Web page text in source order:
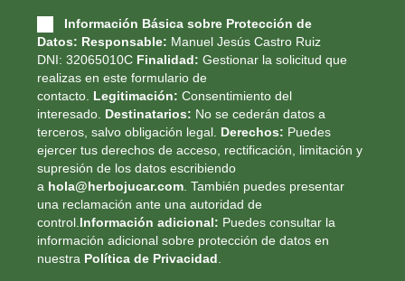
Información Básica sobre Protección de
Datos: Responsable: Manuel Jesús Castro Ruiz
DNI: 32065010C Finalidad: Gestionar la solicitud que
realizas en este formulario de
contacto. Legitimación: Consentimiento del
interesado. Destinatarios: No se cederán datos a
terceros, salvo obligación legal. Derechos: Puedes
ejercer tus derechos de acceso, rectificación, limitación y
supresión de los datos escribiendo
a hola@herbojucar.com. También puedes presentar
una reclamación ante una autoridad de
control.Información adicional: Puedes consultar la
información adicional sobre protección de datos en
nuestra Política de Privacidad.